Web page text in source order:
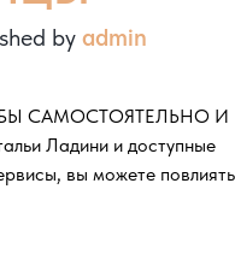
by admin
САМОСТОЯТЕЛЬНО И
Ладини и доступные
вы можете повлиять